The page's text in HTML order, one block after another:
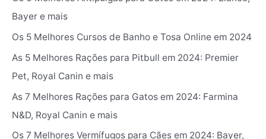
o
r
Bayer e mais
Os 5 Melhores Cursos de Banho e Tosa Online em 2024
As 5 Melhores Rações para Pitbull em 2024: Premier
Pet, Royal Canin e mais
As 7 Melhores Rações para Gatos em 2024: Farmina
N&D, Royal Canin e mais
Os 7 Melhores Vermífugos para Cães em 2024: ‎Bayer,